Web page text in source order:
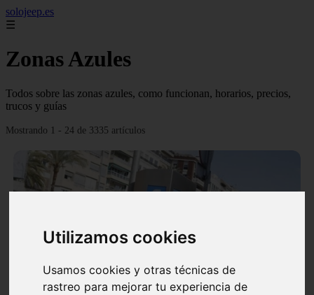
Utilizamos cookies
Usamos cookies y otras técnicas de
rastreo para mejorar tu experiencia de
solojeep.es
☰
Zonas Azules
Todos sobre las zonas azules, como funcionan, horarios, precios,
trucos y guías
Mostrando 1 - 24 de 3335 artículos
▷ Zona Azul Córdoba 《 Horarios y Tarifas 2024 》